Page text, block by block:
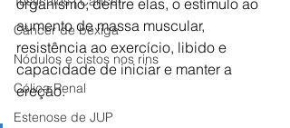
Câncer de bexiga
Nódulos e cistos nos rins
Cólica Renal
Estenose de JUP
organismo, dentre elas, o estímulo ao
aumento de massa muscular,
resistência ao exercício, libido e
capacidade de iniciar e manter a
ereção.